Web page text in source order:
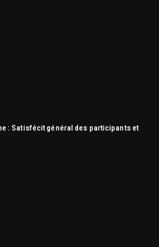
: Satisfécit général des participants et